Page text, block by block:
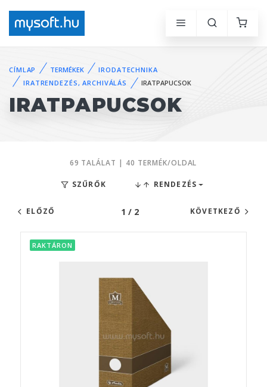
CÍMLAP TERMÉKEK
IRODATECHNIKA
IRATRENDEZÉS, ARCHIVÁLÁS
IRATPAPUCSOK
IRATPAPUCSOK
69 TALÁLAT | 40 TERMÉK/OLDAL
SZŰRŐK RENDEZÉS
ELŐZŐ 1 / 2 KÖVETKEZŐ
RAKTÁRON